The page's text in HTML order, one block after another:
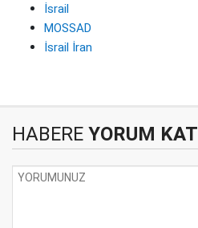
İsrail
MOSSAD
İsrail İran
HABERE YORUM KAT